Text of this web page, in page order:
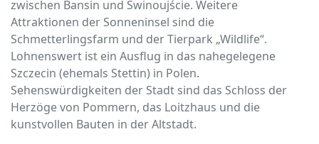
zwischen Bansin und Świnoujście. Weitere
Attraktionen der Sonneninsel sind die
Schmetterlingsfarm und der Tierpark „Wildlife“.
Lohnenswert ist ein Ausflug in das nahegelegene
Szczecin (ehemals Stettin) in Polen.
Sehenswürdigkeiten der Stadt sind das Schloss der
Herzöge von Pommern, das Loitzhaus und die
kunstvollen Bauten in der Altstadt.